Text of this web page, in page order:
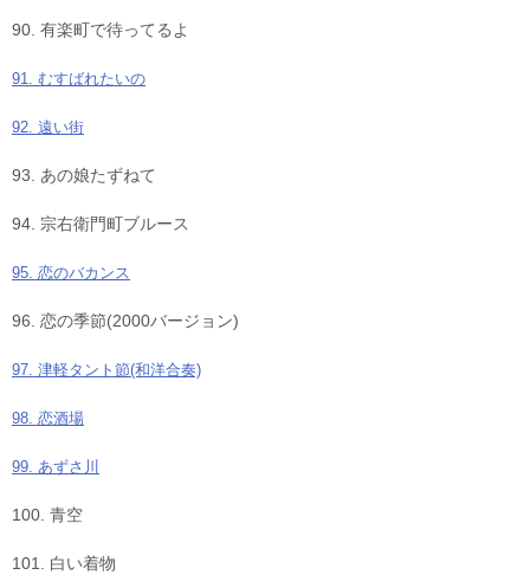
90. 有楽町で待ってるよ
91. むすばれたいの
92. 遠い街
93. あの娘たずねて
94. 宗右衛門町ブルース
95. 恋のバカンス
96. 恋の季節(2000バージョン)
97. 津軽タント節(和洋合奏)
98. 恋酒場
99. あずさ川
100. 青空
101. 白い着物